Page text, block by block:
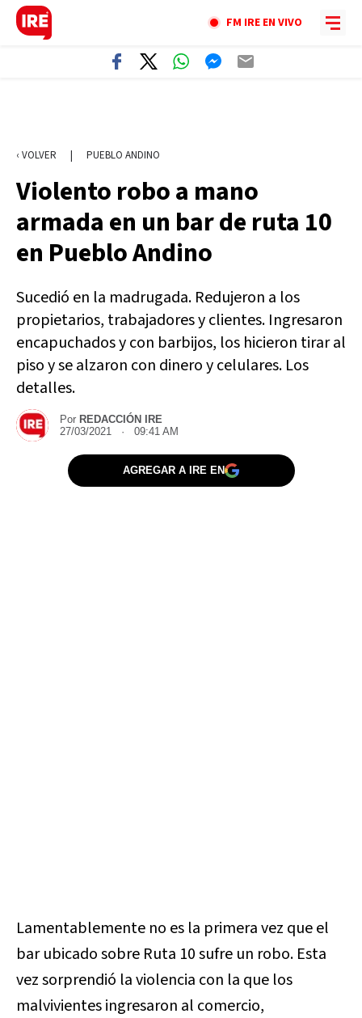
FM IRE EN VIVO
‹ VOLVER | PUEBLO ANDINO
Violento robo a mano
armada en un bar de ruta 10
en Pueblo Andino
Sucedió en la madrugada. Redujeron a los
propietarios, trabajadores y clientes. Ingresaron
encapuchados y con barbijos, los hicieron tirar al
piso y se alzaron con dinero y celulares. Los
detalles.
Por REDACCIÓN IRE
27/03/2021 · 09:41 AM
AGREGAR A IRE EN
Lamentablemente no es la primera vez que el
bar ubicado sobre Ruta 10 sufre un robo. Esta
vez sorprendió la violencia con la que los
malvivientes ingresaron al comercio,